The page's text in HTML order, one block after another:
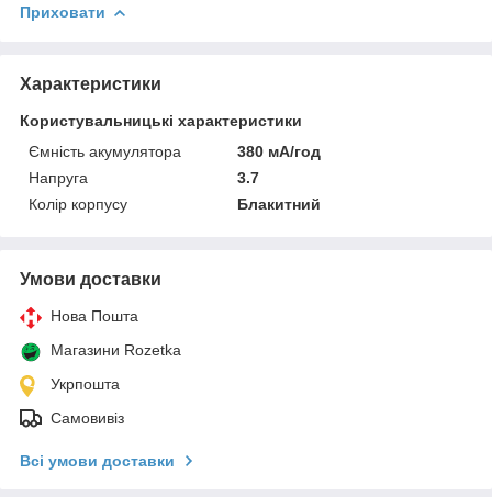
Приховати
Характеристики
Користувальницькі характеристики
Ємність акумулятора
380 мА/год
Напруга
3.7
Колір корпусу
Блакитний
Умови доставки
Нова Пошта
Магазини Rozetka
Укрпошта
Самовивіз
Всі умови доставки